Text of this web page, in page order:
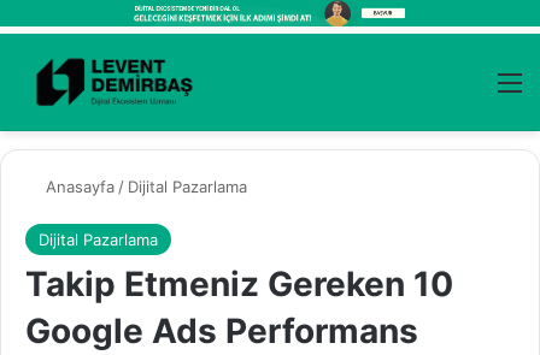
Kayıt Ol
Anasayfa / Dijital Pazarlama
Dijital Pazarlama
Takip Etmeniz Gereken 10
Google Ads Performans